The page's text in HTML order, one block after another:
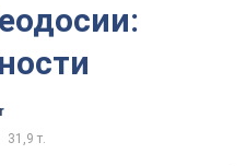
31,9 т.